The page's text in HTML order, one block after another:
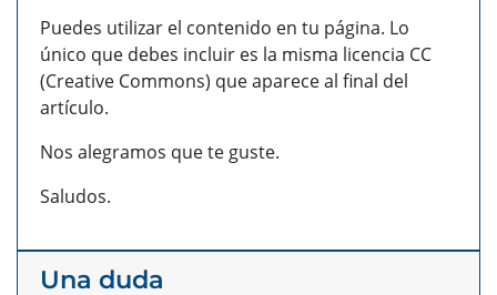
Puedes utilizar el contenido en tu página. Lo
único que debes incluir es la misma licencia CC
(Creative Commons) que aparece al final del
artículo.
Nos alegramos que te guste.
Saludos.
Una duda